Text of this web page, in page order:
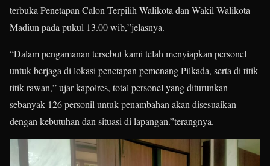
terbuka Penetapan Calon Terpilih Walikota dan Wakil Walikota
Madiun pada pukul 13.00 wib,”jelasnya.
“Dalam pengamanan tersebut kami telah menyiapkan personel
untuk berjaga di lokasi penetapan pemenang Pilkada, serta di titik-
titik rawan,” ujar kapolres, total personel yang diturunkan
sebanyak 126 personil untuk penambahan akan disesuaikan
dengan kebutuhan dan situasi di lapangan.”terangnya.